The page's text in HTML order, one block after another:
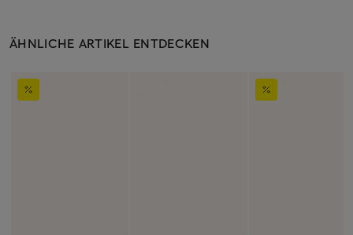
ÄHNLICHE ARTIKEL ENTDECKEN